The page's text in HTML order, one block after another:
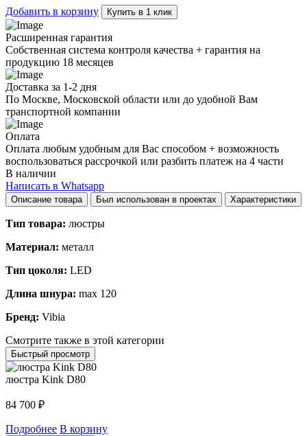
Добавить в корзину Купить в 1 клик
Расширенная гарантия
Собственная система контроля качества + гарантия на
продукцию 18 месяцев
Доставка за 1-2 дня
По Москве, Московской области или до удобной Вам
транспортной компании
Оплата
Оплата любым удобным для Вас способом + возможность
воспользоваться рассрочкой или разбить платеж на 4 части
В наличии
Написать в Whatsapp
Описание товара Был использован в проектах Характеристики
Тип товара: люстры
Материал: металл
Тип цоколя: LED
Длина шнура: max 120
Бренд: Vibia
Смотрите также в этой категории
Быстрый просмотр
люстра Kink D80
84 700 ₽
Подробнее В корзину